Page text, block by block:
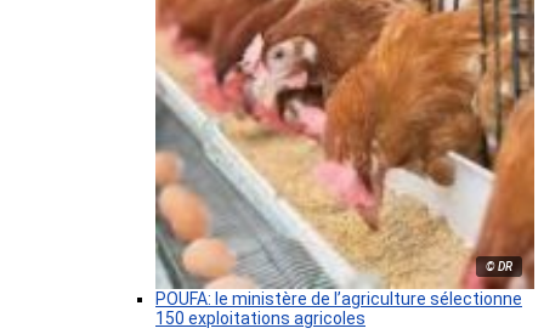
© DR
POUFA: le ministère de l’agriculture sélectionne
150 exploitations agricoles